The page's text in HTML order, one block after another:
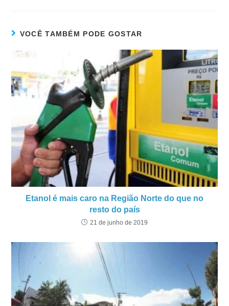
VOCÊ TAMBÉM PODE GOSTAR
Etanol é mais caro na Região Norte do que no
resto do país
21 de junho de 2019